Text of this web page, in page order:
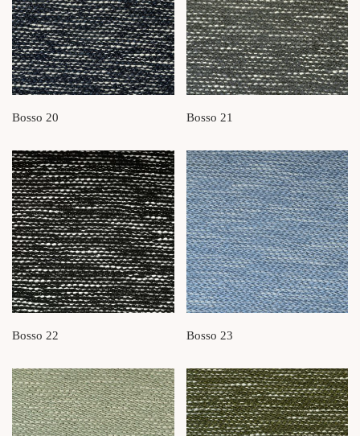
Bosso 20 Bosso 21
Bosso 22 Bosso 23